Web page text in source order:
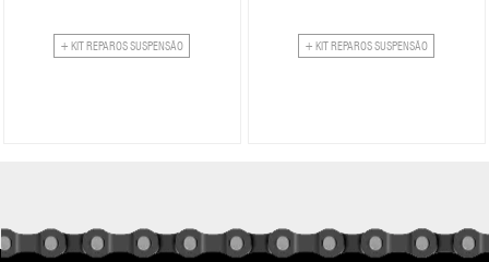
+ KIT REPAROS SUSPENSÃO + KIT REPAROS SUSPENSÃO